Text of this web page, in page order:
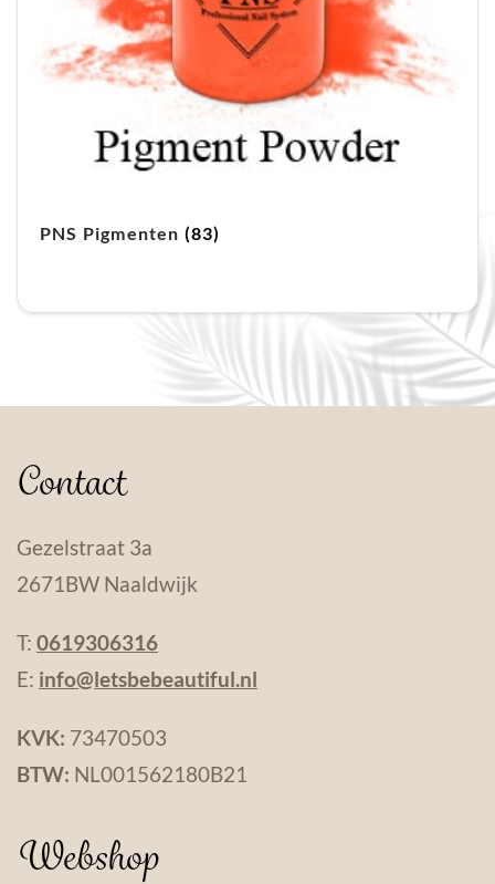
PNS Pigmenten (83)
Contact
Gezelstraat 3a
2671BW Naaldwijk
T: 0619306316
E: info@letsbebeautiful.nl
KVK: 73470503
BTW: NL001562180B21
Webshop